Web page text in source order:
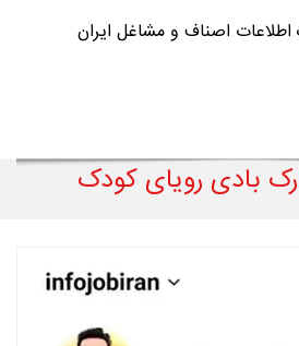
اطلاعات اصناف و مشاغل ایران
بادی رویای کودک